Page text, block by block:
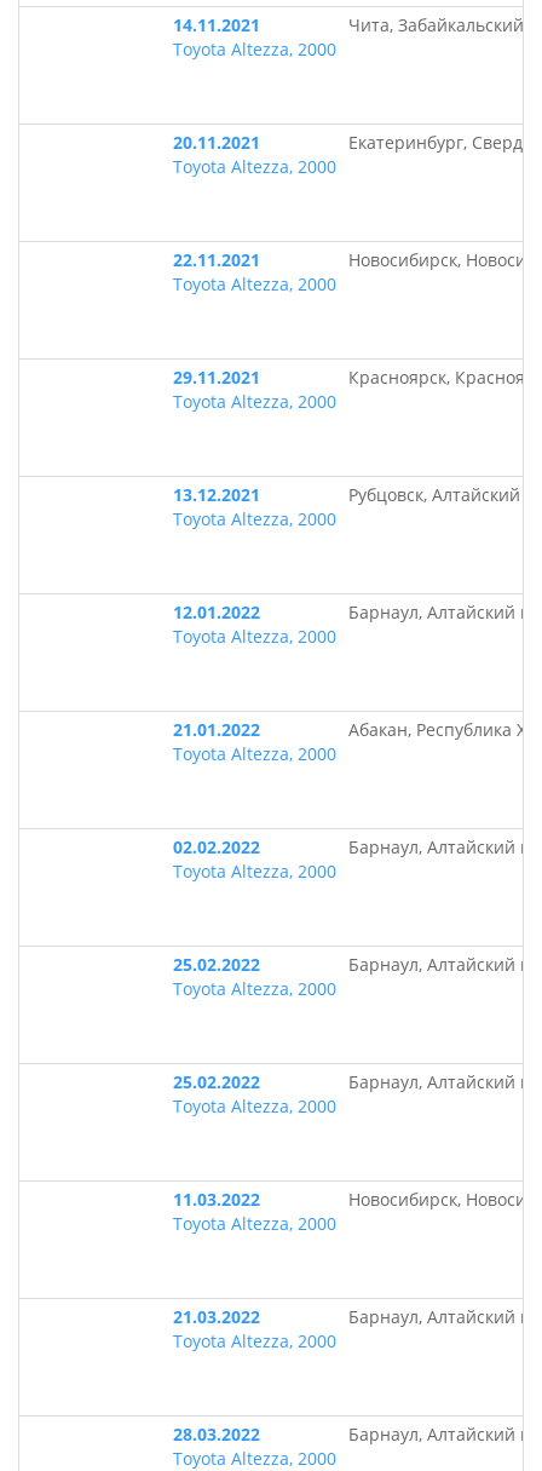
14.11.2021
Toyota Altezza, 2000
Чита, Забайкальский
20.11.2021
Toyota Altezza, 2000
Екатеринбург,
22.11.2021
Toyota Altezza, 2000
Новосибирск,
29.11.2021
Toyota Altezza, 2000
Красноярск,
13.12.2021
Toyota Altezza, 2000
Рубцовск, Алтайский
12.01.2022
Toyota Altezza, 2000
Барнаул, Алтайский
21.01.2022
Toyota Altezza, 2000
Абакан, Республика
02.02.2022
Toyota Altezza, 2000
Барнаул, Алтайский
25.02.2022
Toyota Altezza, 2000
Барнаул, Алтайский
25.02.2022
Toyota Altezza, 2000
Барнаул, Алтайский
11.03.2022
Toyota Altezza, 2000
Новосибирск,
21.03.2022
Toyota Altezza, 2000
Барнаул, Алтайский
28.03.2022
Toyota Altezza, 2000
Барнаул, Алтайский